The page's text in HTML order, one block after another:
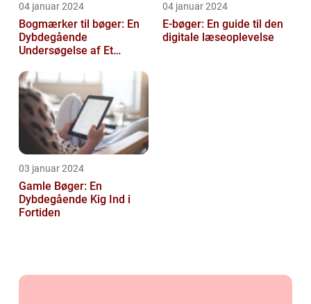
04 januar 2024
Bogmærker til bøger: En
Dybdegående
Undersøgelse af Et
04 januar 2024
E-bøger: En guide til den
digitale læseoplevelse
03 januar 2024
Gamle Bøger: En
Dybdegående Kig Ind i
Fortiden